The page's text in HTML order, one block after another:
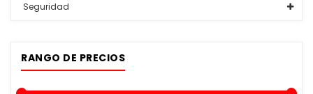
Seguridad
RANGO DE PRECIOS